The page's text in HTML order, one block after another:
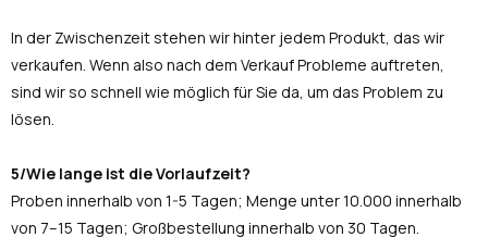
In der Zwischenzeit stehen wir hinter jedem Produkt, das wir
verkaufen. Wenn also nach dem Verkauf Probleme auftreten,
sind wir so schnell wie möglich für Sie da, um das Problem zu
lösen.
5/Wie lange ist die Vorlaufzeit?
Proben innerhalb von 1-5 Tagen; Menge unter 10.000 innerhalb
von 7–15 Tagen; Großbestellung innerhalb von 30 Tagen.